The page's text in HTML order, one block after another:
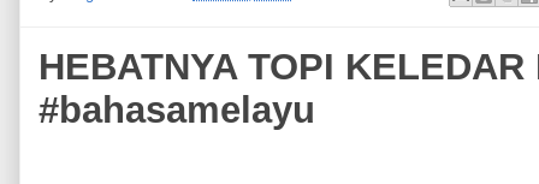
HEBATNYA TOPI
#bahasamelayu